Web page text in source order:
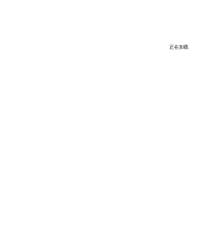
正在加载